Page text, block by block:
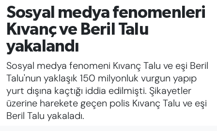
Sosyal medya fenomenleri
Kıvanç ve Beril Talu
yakalandı
Sosyal medya fenomeni Kıvanç Talu ve eşi Beril
Talu'nun yaklaşık 150 milyonluk vurgun yapıp
yurt dışına kaçtığı iddia edilmişti. Şikayetler
üzerine harekete geçen polis Kıvanç Talu ve eşi
Beril Talu yakaladı.
EMEK HABERLERİ
YENİ MEDYADA EMEK
GAZETECİLİĞİNİ GELİŞTİRMEK
FAYDALI BİLGİLER
GÜNDEM
İstanbul Namaz Vakitleri
Trafik Durumu
Süper Lig Puan Durumu ve Fikstür
Tüm Manşetler
Son Dakika Haberleri